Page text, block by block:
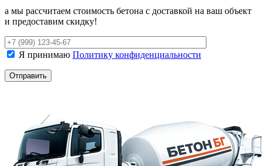
а мы рассчитаем стоимость бетона с доставкой на ваш объект
и предоставим скидку!
Я принимаю Политику конфиденциальности